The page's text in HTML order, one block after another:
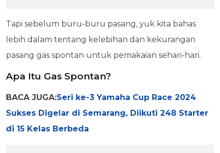
Tapi sebelum buru-buru pasang, yuk kita bahas
lebih dalam tentang kelebihan dan kekurangan
pasang gas spontan untuk pemakaian sehari-hari.
Apa Itu Gas Spontan?
BACA JUGA:Seri ke-3 Yamaha Cup Race 2024
Sukses Digelar di Semarang, Diikuti 248 Starter
di 15 Kelas Berbeda